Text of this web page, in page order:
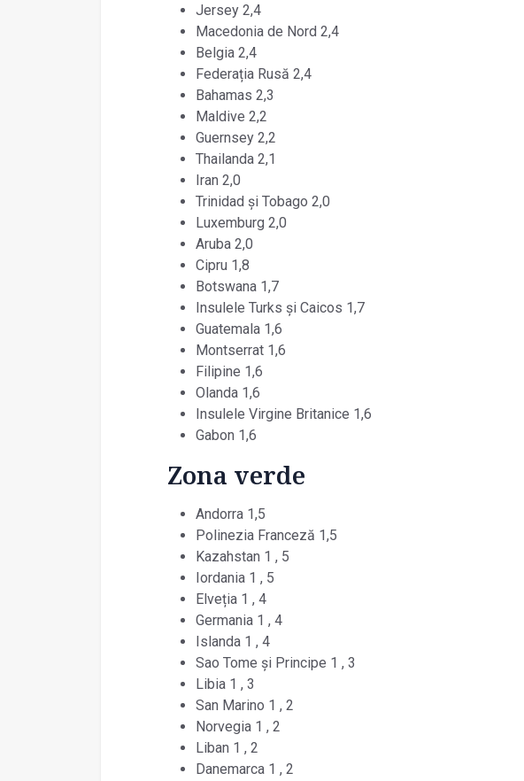
Jersey 2,4
Macedonia de Nord 2,4
Belgia 2,4
Federația Rusă 2,4
Bahamas 2,3
Maldive 2,2
Guernsey 2,2
Thailanda 2,1
Iran 2,0
Trinidad și Tobago 2,0
Luxemburg 2,0
Aruba 2,0
Cipru 1,8
Botswana 1,7
Insulele Turks și Caicos 1,7
Guatemala 1,6
Montserrat 1,6
Filipine 1,6
Olanda 1,6
Insulele Virgine Britanice 1,6
Gabon 1,6
Zona verde
Andorra 1,5
Polinezia Franceză 1,5
Kazahstan 1 , 5
Iordania 1 , 5
Elveția 1 , 4
Germania 1 , 4
Islanda 1 , 4
Sao Tome și Principe 1 , 3
Libia 1 , 3
San Marino 1 , 2
Norvegia 1 , 2
Liban 1 , 2
Danemarca 1 , 2